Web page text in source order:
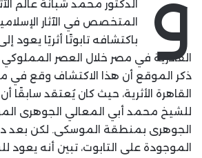
الدكتور محمد شبانة عالم
المتخصص في الآثار
باكتشافه تابوتًا أثريًا يعود
القادرية في مصر خلال العصر
ذكر الموقع أن هذا الاكتشاف وقع
القاهرة الأثرية، حيث كان يُعتقد سابقًا
للشيخ محمد أبي المعالي الجوهرى
الجوهرى بمنطقة الموسكى. لكن بعد
الموجودة على التابوت، تبين أنه يعود